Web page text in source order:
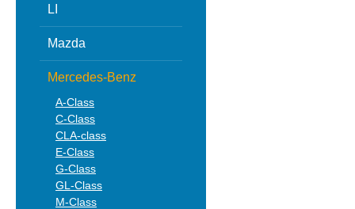
LI
Mazda
Mercedes-Benz
A-Class
C-Class
CLA-class
E-Class
G-Class
GL-Class
M-Class